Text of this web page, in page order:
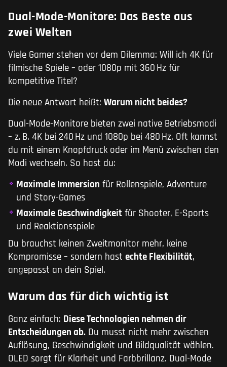
Dual-Mode-Monitore: Das Beste aus
zwei Welten
Viele Gamer stehen vor dem Dilemma: Will ich 4K für
filmische Spiele – oder 1080p mit 360 Hz für
kompetitive Titel?
Die neue Antwort heißt: Warum nicht beides?
Dual-Mode-Monitore bieten zwei native Betriebsmodi
– z. B. 4K bei 240 Hz und 1080p bei 480 Hz. Oft kannst
du mit einem Knopfdruck oder im Menü zwischen den
Modi wechseln. So hast du:
Maximale Immersion für Rollenspiele, Adventure
und Story-Games
Maximale Geschwindigkeit für Shooter, E-Sports
und Reaktionsspiele
Du brauchst keinen Zweitmonitor mehr, keine
Kompromisse – sondern hast echte Flexibilität,
angepasst an dein Spiel.
Warum das für dich wichtig ist
Ganz einfach: Diese Technologien nehmen dir
Entscheidungen ab. Du musst nicht mehr zwischen
Auflösung, Geschwindigkeit und Bildqualität wählen.
OLED sorgt für Klarheit und Farbbrillanz. Dual-Mode